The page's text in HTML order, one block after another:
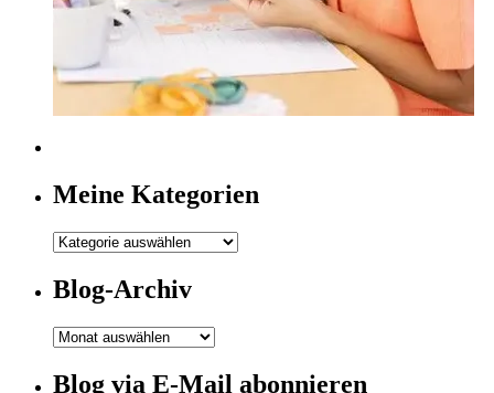
Meine Kategorien
Meine
Blog-Archiv
Blog-
Blog via E-Mail abonnieren